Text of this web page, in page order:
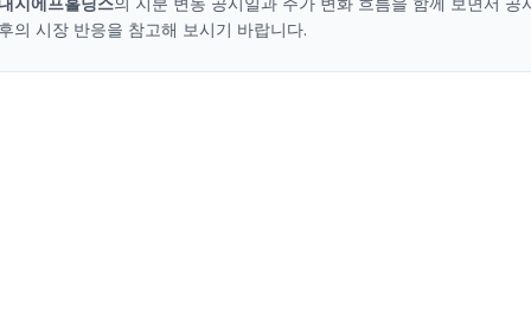
의 시장 반응을 참고해 보시기 바랍니다.